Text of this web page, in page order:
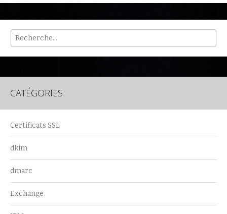
Rech
CATÉGORIES
Certificats SSL
dkim
dmarc
Exchange